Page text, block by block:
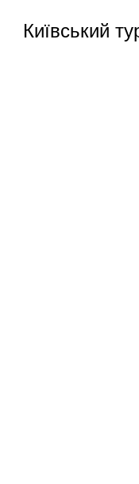
Київський